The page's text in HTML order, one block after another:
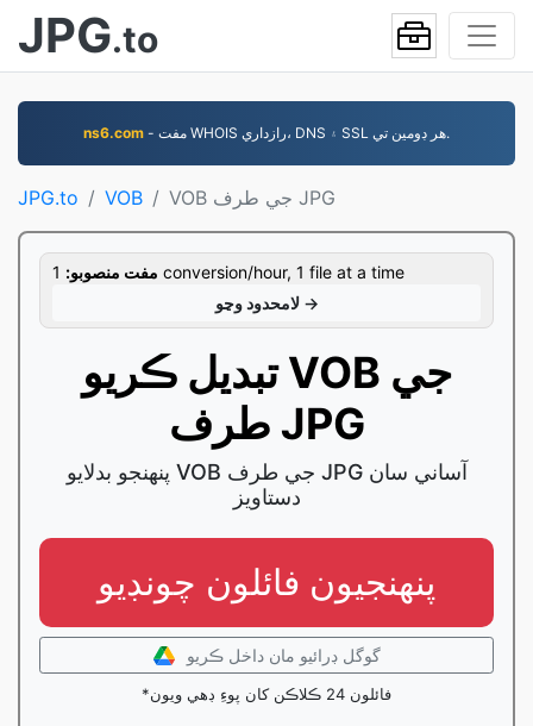
JPG.to
ns6.com - مفت WHOIS رازداري، DNS ۽ SSL هر ڊومين تي.
JPG.to VOB VOB جي طرف JPG
مفت منصوبو: 1 conversion/hour, 1 file at a time
لامحدود وڃو →
تبديل ڪريو VOB جي
طرف JPG
پنهنجو بدلايو VOB جي طرف JPG آساني سان
دستاويز
پنھنجيون فائلون چونڊيو
گوگل ڊرائيو مان داخل ڪريو
*فائلون 24 ڪلاڪن کان پوءِ ڊهي ويون